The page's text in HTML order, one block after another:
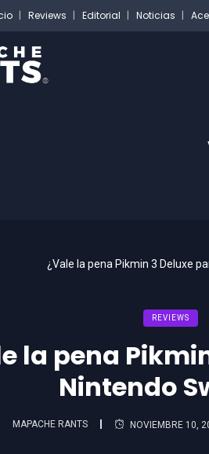
Reviews Editorial Noticias
REVIEWS
la pena
Nintendo
MAPACHE RANTS NOVIEMBRE 10,